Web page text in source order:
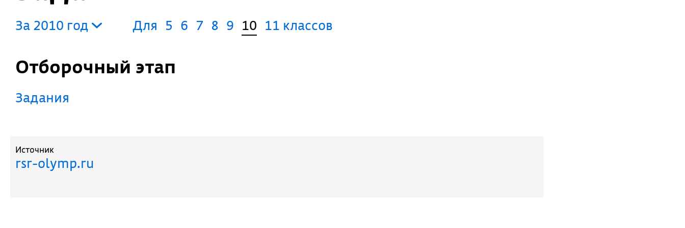
За 2010 год Для 5 6 7 8 9 10 11 классов
Отборочный этап
Задания
Источник
rsr-olymp.ru